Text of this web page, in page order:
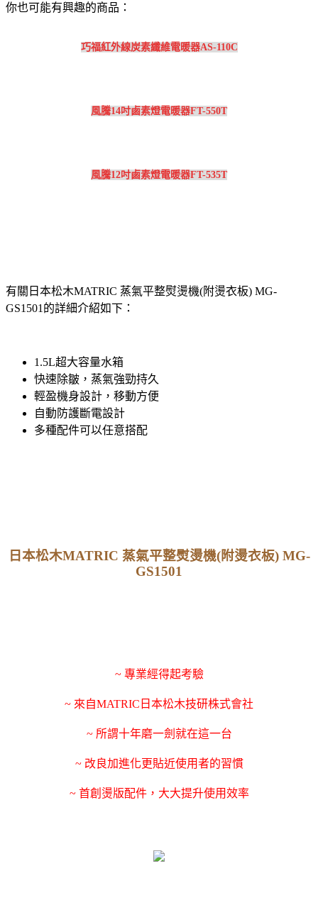
你也可能有興趣的商品：
巧福紅外線炭素纖維電暖器AS-110C
風騰14吋鹵素燈電暖器FT-550T
風騰12吋鹵素燈電暖器FT-535T
有關日本松木MATRIC 蒸氣平整熨燙機(附燙衣板) MG-
GS1501的詳細介紹如下：
1.5L超大容量水箱
快速除皺，蒸氣強勁持久
輕盈機身設計，移動方便
自動防護斷電設計
多種配件可以任意搭配
日本松木MATRIC 蒸氣平整熨燙機(附燙衣板) MG-
GS1501
~ 專業經得起考驗
~ 來自MATRIC日本松木技研株式會社
~ 所謂十年磨一劍就在這一台
~ 改良加進化更貼近使用者的習慣
~ 首創燙版配件，大大提升使用效率